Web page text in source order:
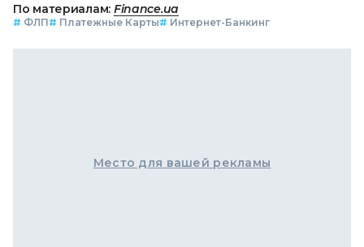
По материалам: Finance.ua
# ФЛП# Платежные Карты# Интернет-Банкинг
Место для вашей рекламы